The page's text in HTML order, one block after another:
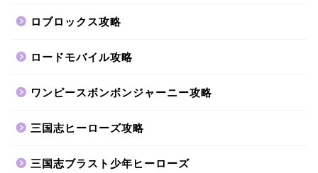
ロブロックス攻略
ロードモバイル攻略
ワンピースボンボンジャーニー攻略
三国志ヒーローズ攻略
三国志ブラスト少年ヒーローズ